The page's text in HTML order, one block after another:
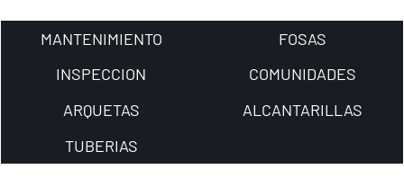
MANTENIMIENTO
FOSAS
INSPECCION
COMUNIDADES
ARQUETAS
ALCANTARILLAS
TUBERIAS